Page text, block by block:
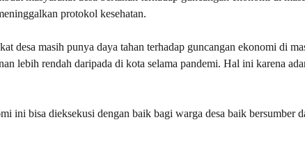
protokol kesehatan.
desa masih punya daya tahan terhadap guncangan ekonomi di
lebih rendah daripada di kota selama pandemi. Hal ini karena
ini bisa dieksekusi dengan baik bagi warga desa baik bersumber